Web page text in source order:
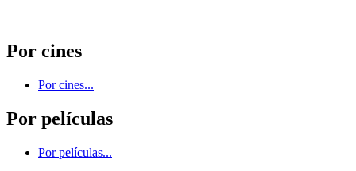
Por cines
Por cines...
Por películas
Por películas...